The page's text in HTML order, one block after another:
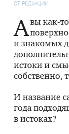
ОТ РЕДАКЦИИ
Авыкак-то
и знакомых
истоки и
собственно,
И название
года
в истоках?